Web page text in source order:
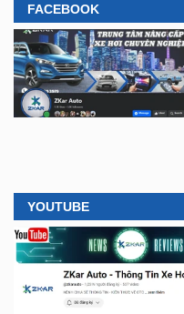
FACEBOOK
YOUTUBE